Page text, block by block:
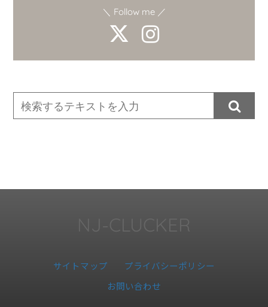
＼ Follow me ／

サイトマップ
プライバシーポリシー
お問い合わせ